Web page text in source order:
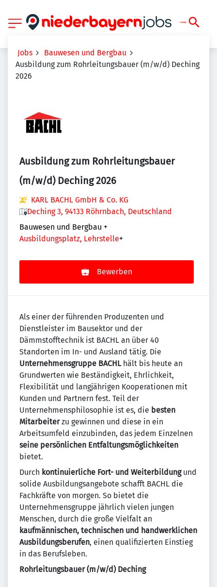
Jobs
Bauwesen und Bergbau
Ausbildung zum Rohrleitungsbauer (m/w/d) Deching
2026
Ausbildung zum Rohrleitungsbauer
(m/w/d) Deching 2026
KARL BACHL GmbH & Co. KG
Deching 3, 94133 Röhrnbach, Deutschland
Bauwesen und Bergbau +
Ausbildungsplatz, Lehrstelle+
Bewerben
Als einer der führenden Produzenten und
Dienstleister im Bausektor und der
Dämmstofftechnik ist BACHL an über 40
Standorten im In- und Ausland tätig. Die
Unternehmensgruppe BACHLhält bis heute an
Grundwerten wie Beständigkeit, Ehrlichkeit,
Flexibilität und langjährigen Kooperationen mit
Kunden und Partnern fest. Teil der
Unternehmensphilosophie ist es, die besten
Mitarbeiterzu gewinnen und diese in ein
Arbeitsumfeld einzubinden, das jedem Einzelnen
seine persönlichen Entfaltungsmöglichkeiten
bietet.
Durch kontinuierliche Fort- und Weiterbildungund
solide Ausbildungsangebote schafft BACHL die
Fachkräfte von morgen. So bietet die
Unternehmensgruppe jährlich vielen jungen
Menschen, durch die große Vielfalt an
kaufmännischen, technischen und handwerklichen
Ausbildungsberufen, einen qualifizierten Einstieg
in das Berufsleben.
Rohrleitungsbauer (m/w/d) Deching